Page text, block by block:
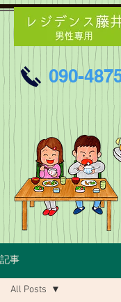
090-
記事
All Posts